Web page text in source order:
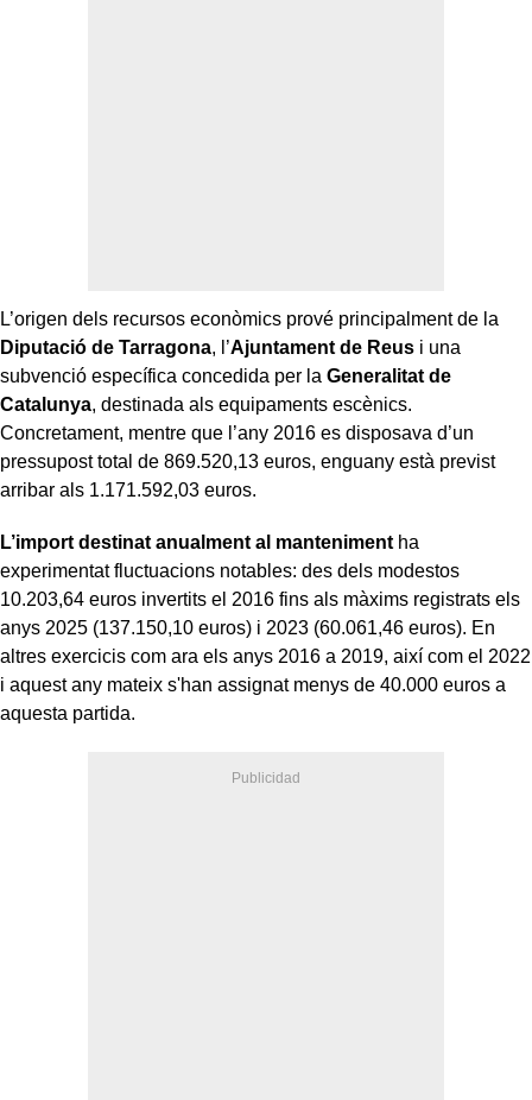
L’origen dels recursos econòmics prové principalment de la
Diputació de Tarragona, l’Ajuntament de Reus i una
subvenció específica concedida per la Generalitat de
Catalunya, destinada als equipaments escènics.
Concretament, mentre que l’any 2016 es disposava d’un
pressupost total de 869.520,13 euros, enguany està previst
arribar als 1.171.592,03 euros.
L’import destinat anualment al manteniment ha
experimentat fluctuacions notables: des dels modestos
10.203,64 euros invertits el 2016 fins als màxims registrats els
anys 2025 (137.150,10 euros) i 2023 (60.061,46 euros). En
altres exercicis com ara els anys 2016 a 2019, així com el 2022
i aquest any mateix s'han assignat menys de 40.000 euros a
aquesta partida.